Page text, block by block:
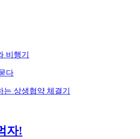
비행기
다
상생협약 체결기
자!